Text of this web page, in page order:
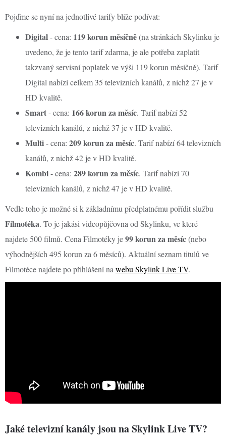
Pojďme se nyní na jednotlivé tarify blíže podívat:
Digital- cena: 119 korun měsíčně(na stránkách Skylinku je
uvedeno, že je tento tarif zdarma, je ale potřeba zaplatit
takzvaný servisní poplatek ve výši 119 korun měsíčně). Tarif
Digital nabízí celkem 35 televizních kanálů, z nichž 27 je v
HD kvalitě.
Smart- cena: 166 korun za měsíc. Tarif nabízí 52
televizních kanálů, z nichž 37 je v HD kvalitě.
Multi- cena: 209 korun za měsíc. Tarif nabízí 64 televizních
kanálů, z nichž 42 je v HD kvalitě.
Kombi- cena: 289 korun za měsíc. Tarif nabízí 70
televizních kanálů, z nichž 47 je v HD kvalitě.
Vedle toho je možné si k základnímu předplatnému pořídit službu
Filmotéka. To je jakási videopůjčovna od Skylinku, ve které
najdete 500 filmů. Cena Filmotéky je99 korun za měsíc(nebo
výhodnějších 495 korun za 6 měsíců). Aktuální seznam titulů ve
Filmotéce najdete po přihlášení na webu Skylink Live TV.
Jaké televizní kanály jsou na Skylink Live TV?